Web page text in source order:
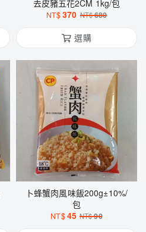
去皮豬五花2CM 1kg/包
NT$370 NT$680
選購
卜蜂蟹肉風味飯200g±10%/
包
NT$45 NT$90